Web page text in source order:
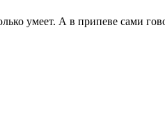
умеет. А в припеве сами